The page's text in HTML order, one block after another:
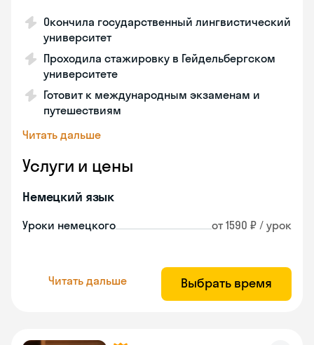
Окончила государственный лингвистический
университет
Проходила стажировку в Гейдельбергском
университете
Готовит к международным экзаменам и
путешествиям
Читать дальше
Услуги и цены
Немецкий язык
Уроки немецкого от 1590 ₽ / урок
Читать дальше Выбрать время